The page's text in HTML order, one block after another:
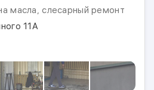
масла, слесарный ремонт
11А